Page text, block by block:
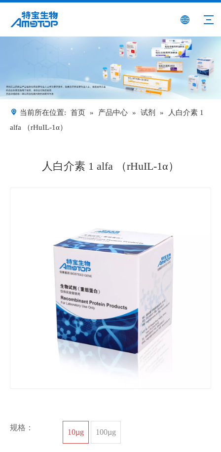
当前所在位置: 首页 » 产品中心 » 试剂 »
人白介素 1
alfa （rHuIL-1α）
人白介素 1 alfa （rHuIL-1α）
规格：
10µg 100µg